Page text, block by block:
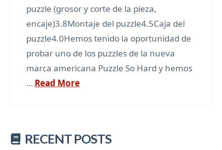
puzzle (grosor y corte de la pieza,
encaje)3.8Montaje del puzzle4.5Caja del
puzzle4.0Hemos tenido la oportunidad de
probar uno de los puzzles de la nueva
marca americana Puzzle So Hard y hemos
… Read More
RECENT POSTS